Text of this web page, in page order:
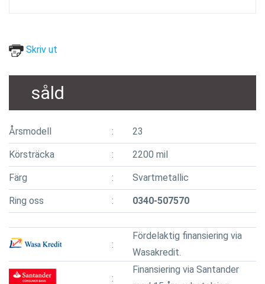
Skriv ut
såld
Årsmodell 23
Körsträcka 2200 mil
Färg Svartmetallic
Ring oss 0340-507570
Fördelaktig finansiering via
Wasakredit.
Finansiering via Santander